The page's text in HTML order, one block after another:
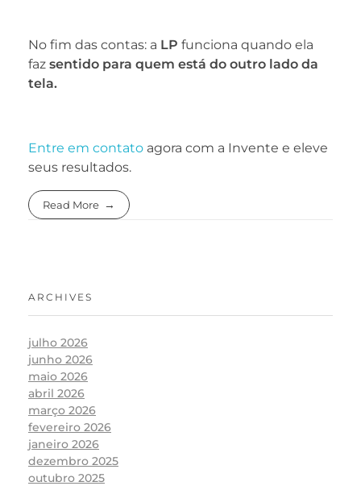
No fim das contas: a LP funciona quando ela
faz sentido para quem está do outro lado da
tela.
Entre em contato agora com a Invente e eleve
seus resultados.
Read More
ARCHIVES
julho 2026
junho 2026
maio 2026
abril 2026
março 2026
fevereiro 2026
janeiro 2026
dezembro 2025
outubro 2025